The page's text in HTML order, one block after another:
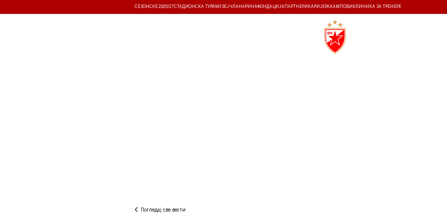
СЕЗОНСКЕ 2026/27СТАДИОНСКА ТУРА МУЗЕЈ ЧЛАНАРИНАФОНДАЦИЈА ПАРТНЕРИ КАРИЈЕРА КАМПОВИ КЛИНИКА ЗА ТРЕНЕРЕ
Погледај све вести